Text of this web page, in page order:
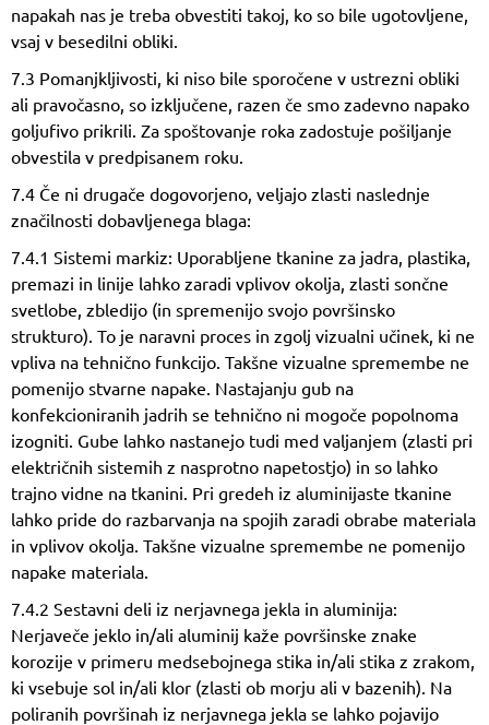
napakah nas je treba obvestiti takoj, ko so bile ugotovljene,
vsaj v besedilni obliki.
7.3 Pomanjkljivosti, ki niso bile sporočene v ustrezni obliki
ali pravočasno, so izključene, razen če smo zadevno napako
goljufivo prikrili. Za spoštovanje roka zadostuje pošiljanje
obvestila v predpisanem roku.
7.4 Če ni drugače dogovorjeno, veljajo zlasti naslednje
značilnosti dobavljenega blaga:
7.4.1 Sistemi markiz: Uporabljene tkanine za jadra, plastika,
premazi in linije lahko zaradi vplivov okolja, zlasti sončne
svetlobe, zbledijo (in spremenijo svojo površinsko
strukturo). To je naravni proces in zgolj vizualni učinek, ki ne
vpliva na tehnično funkcijo. Takšne vizualne spremembe ne
pomenijo stvarne napake. Nastajanju gub na
konfekcioniranih jadrih se tehnično ni mogoče popolnoma
izogniti. Gube lahko nastanejo tudi med valjanjem (zlasti pri
električnih sistemih z nasprotno napetostjo) in so lahko
trajno vidne na tkanini. Pri gredeh iz aluminijaste tkanine
lahko pride do razbarvanja na spojih zaradi obrabe materiala
in vplivov okolja. Takšne vizualne spremembe ne pomenijo
napake materiala.
7.4.2 Sestavni deli iz nerjavnega jekla in aluminija:
Nerjaveče jeklo in/ali aluminij kaže površinske znake
korozije v primeru medsebojnega stika in/ali stika z zrakom,
ki vsebuje sol in/ali klor (zlasti ob morju ali v bazenih). Na
poliranih površinah iz nerjavnega jekla se lahko pojavijo